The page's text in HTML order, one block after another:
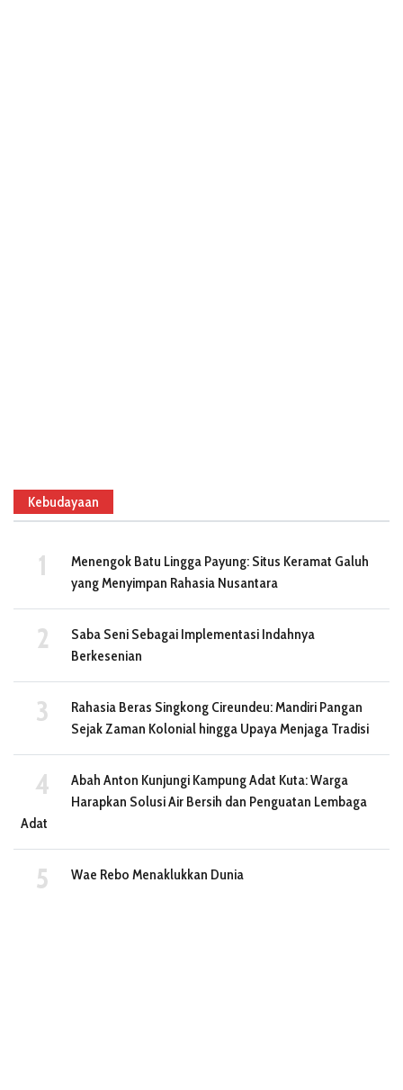
Kebudayaan
Menengok Batu Lingga Payung: Situs Keramat Galuh
yang Menyimpan Rahasia Nusantara
Saba Seni Sebagai Implementasi Indahnya
Berkesenian
Rahasia Beras Singkong Cireundeu: Mandiri Pangan
Sejak Zaman Kolonial hingga Upaya Menjaga Tradisi
Abah Anton Kunjungi Kampung Adat Kuta: Warga
Harapkan Solusi Air Bersih dan Penguatan Lembaga
Adat
Wae Rebo Menaklukkan Dunia